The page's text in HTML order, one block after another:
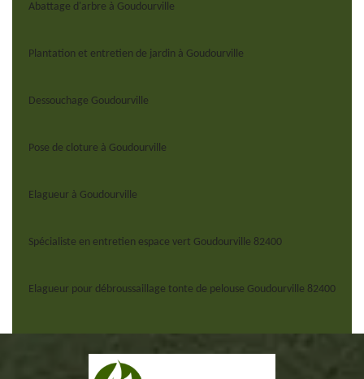
Abattage d'arbre à Goudourville
Plantation et entretien de jardin à Goudourville
Dessouchage Goudourville
Pose de cloture à Goudourville
Elagueur à Goudourville
Spécialiste en entretien espace vert Goudourville 82400
Elagueur pour débroussaillage tonte de pelouse Goudourville 82400